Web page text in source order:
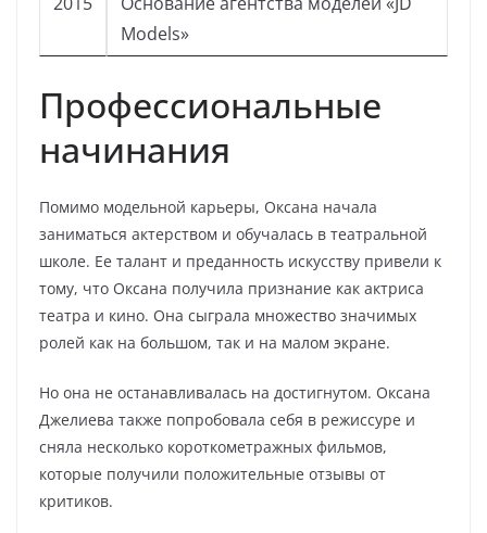
Models»
Профессиональные
начинания
Помимо модельной карьеры, Оксана начала
заниматься актерством и обучалась в театральной
школе. Ее талант и преданность искусству привели к
тому, что Оксана получила признание как актриса
театра и кино. Она сыграла множество значимых
ролей как на большом, так и на малом экране.
Но она не останавливалась на достигнутом. Оксана
Джелиева также попробовала себя в режиссуре и
сняла несколько короткометражных фильмов,
которые получили положительные отзывы от
критиков.